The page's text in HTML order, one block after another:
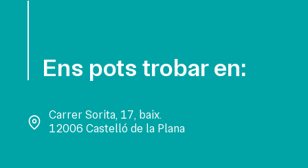
Ens pots trobar en:
Carrer Sorita, 17, baix.
12006 Castelló de la Plana